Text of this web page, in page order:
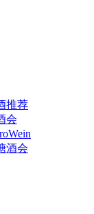
推荐
会
酒会